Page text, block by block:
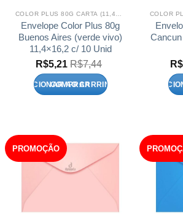
Envelope Color Plus 80g
Buenos Aires (verde vivo)
11,4×16,2 c/ 10 Unid
R$5,21 R$7,44
ADICIONAR AO CARRINHO
R$
PROMOÇÃO